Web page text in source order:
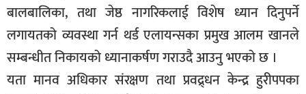
बालबालिका, तथा जेष्ठ नागरिकलाई विशेष ध्यान दिनुपर्ने
लगायतको व्यवस्था गर्न थर्ड एलायन्सका प्रमुख आलम खानले
सम्बन्धीत निकायको ध्यानाकर्षण गराउदै आउनु भएको छ ।
यता मानव अधिकार संरक्षण तथा प्रवद्र्धन केन्द्र हुरीपपका